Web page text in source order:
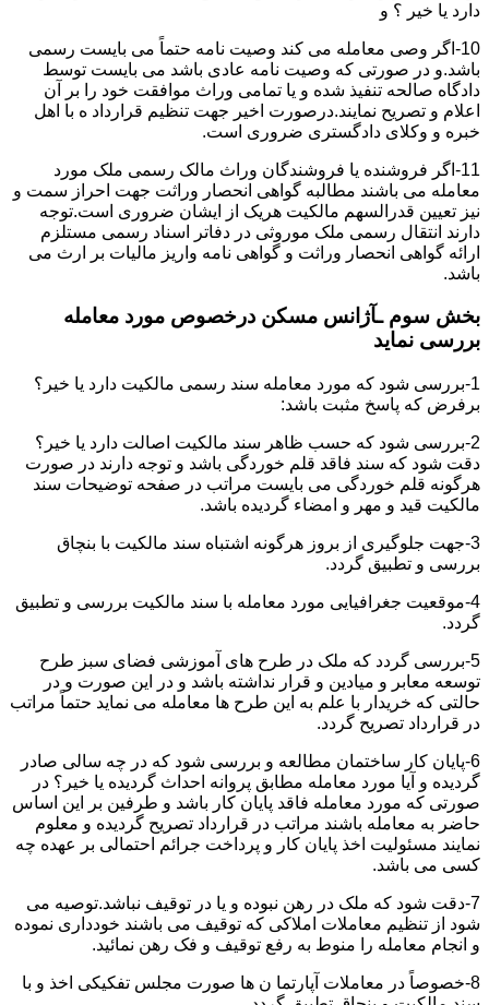
دارد یا خیر ؟ و
10-اگر وصی معامله می کند وصیت نامه حتماً می بایست رسمی
باشد.و در صورتی که وصیت نامه عادی باشد می بایست توسط
دادگاه صالحه تنفیذ شده و یا تمامی وراث موافقت خود را بر آن
اعلام و تصریح نمایند.درصورت اخیر جهت تنظیم قرارداد ه با اهل
خبره و وکلای دادگستری ضروری است.
11-اگر فروشنده یا فروشندگان وراث مالک رسمی ملک مورد
معامله می باشند مطالبه گواهی انحصار وراثت جهت احراز سمت و
نیز تعیین قدرالسهم مالکیت هریک از ایشان ضروری است.توجه
دارند انتقال رسمی ملک موروثی در دفاتر اسناد رسمی مستلزم
ارائه گواهی انحصار وراثت و گواهی نامه واریز مالیات بر ارث می
باشد.
بخش سوم ـآژانس مسکن درخصوص مورد معامله
بررسی نماید
1-بررسی شود که مورد معامله سند رسمی مالکیت دارد یا خیر؟
برفرض که پاسخ مثبت باشد:
2-بررسی شود که حسب ظاهر سند مالکیت اصالت دارد یا خیر؟
دقت شود که سند فاقد قلم خوردگی باشد و توجه دارند در صورت
هرگونه قلم خوردگی می بایست مراتب در صفحه توضیحات سند
مالکیت قید و مهر و امضاء گردیده باشد.
3-جهت جلوگیری از بروز هرگونه اشتباه سند مالکیت با بنچاق
بررسی و تطبیق گردد.
4-موقعیت جغرافیایی مورد معامله با سند مالکیت بررسی و تطبیق
گردد.
5-بررسی گردد که ملک در طرح های آموزشی فضای سبز طرح
توسعه معابر و میادین و قرار نداشته باشد و در این صورت و در
حالتی که خریدار با علم به این طرح ها معامله می نماید حتماً مراتب
در قرارداد تصریح گردد.
6-پایان کار ساختمان مطالعه و بررسی شود که در چه سالی صادر
گردیده و آیا مورد معامله مطابق پروانه احداث گردیده یا خیر؟ در
صورتی که مورد معامله فاقد پایان کار باشد و طرفین بر این اساس
حاضر به معامله باشند مراتب در قرارداد تصریح گردیده و معلوم
نمایند مسئولیت اخذ پایان کار و پرداخت جرائم احتمالی بر عهده چه
کسی می باشد.
7-دقت شود که ملک در رهن نبوده و یا در توقیف نباشد.توصیه می
شود از تنظیم معاملات املاکی که توقیف می باشند خودداری نموده
و انجام معامله را منوط به رفع توقیف و فک رهن نمائید.
8-خصوصاً در معاملات آپارتما ن ها صورت مجلس تفکیکی اخذ و با